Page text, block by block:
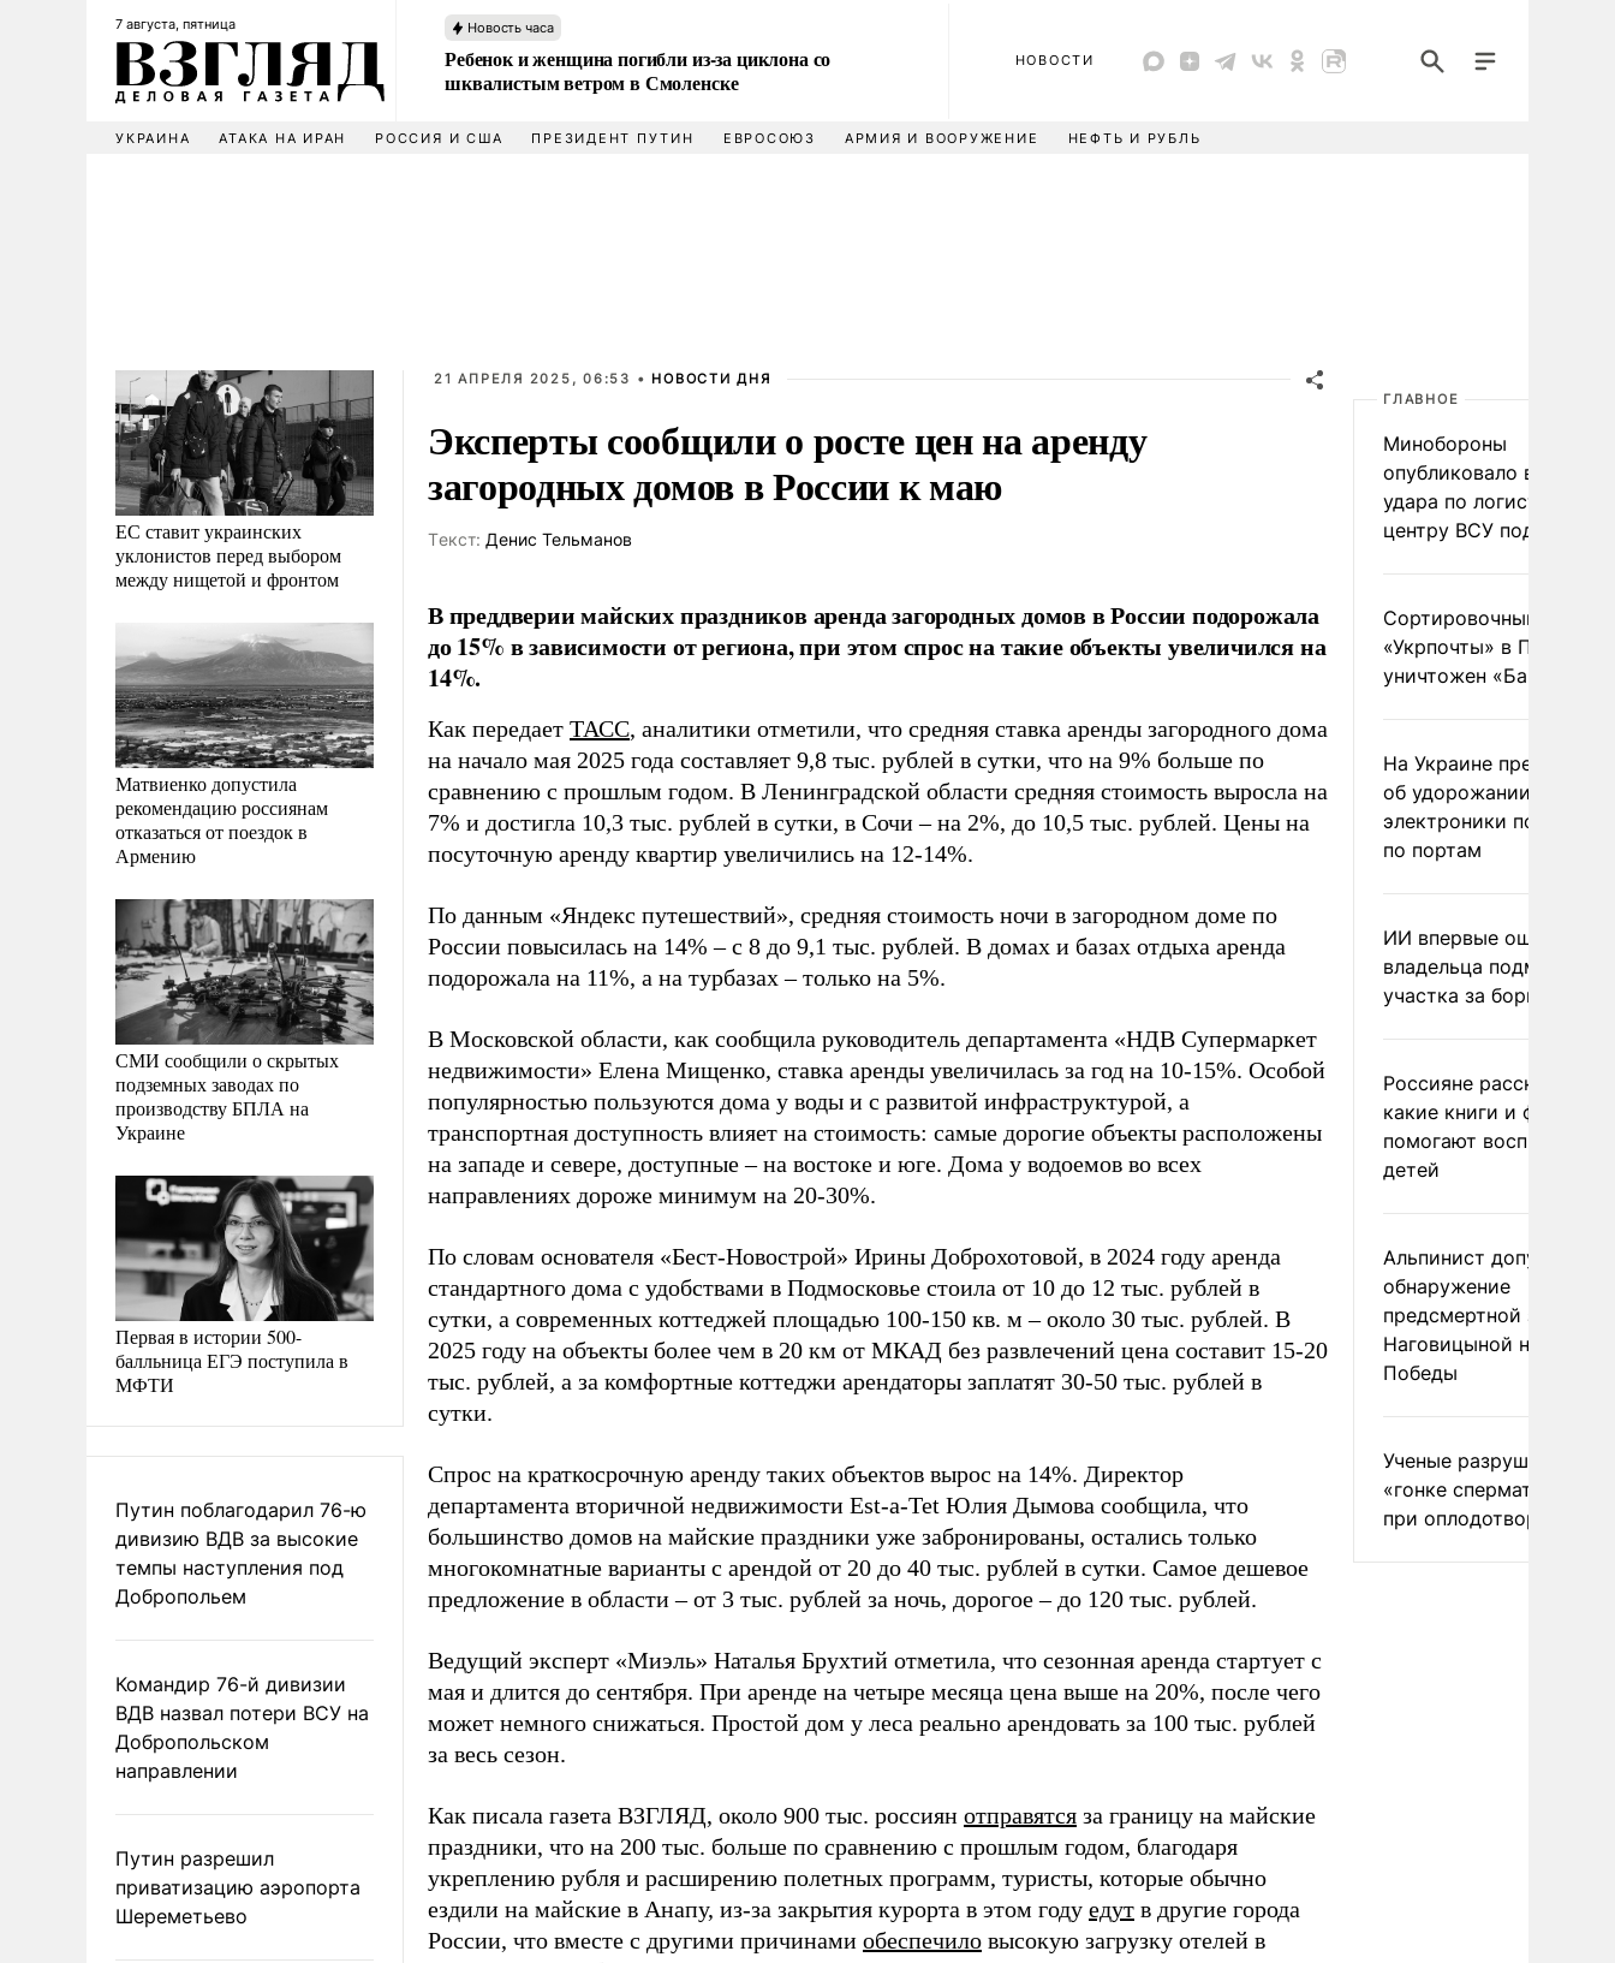
7 августа, пятница Новость часа
Ребенок и женщина погибли из-за циклона со
шквалистым ветром в Смоленске
НОВОСТИ
УКРАИНА АТАКА НА ИРАН РОССИЯ И США ПРЕЗИДЕНТ ПУТИН ЕВРОСОЮЗ АРМИЯ И ВООРУЖЕНИЕ НЕФТЬ И РУБЛЬ
ЕС ставит украинских
уклонистов перед выбором
между нищетой и фронтом
Матвиенко допустила
рекомендацию россиянам
отказаться от поездок в
Армению
СМИ сообщили о скрытых
подземных заводах по
производству БПЛА на
Украине
Первая в истории 500-
балльница ЕГЭ поступила в
МФТИ
Путин поблагодарил 76-ю
дивизию ВДВ за высокие
темпы наступления под
Добропольем
Командир 76-й дивизии
ВДВ назвал потери ВСУ на
Добропольском
направлении
Путин разрешил
приватизацию аэропорта
Шереметьево
21 АПРЕЛЯ 2025, 06:53 • НОВОСТИ ДНЯ
Эксперты сообщили о росте цен на аренду
загородных домов в России к маю
Tекст: Денис Тельманов
В преддверии майских праздников аренда загородных домов в России подорожала
до 15% в зависимости от региона, при этом спрос на такие объекты увеличился на
14%.
Как передает ТАСС, аналитики отметили, что средняя ставка аренды загородного дома
на начало мая 2025 года составляет 9,8 тыс. рублей в сутки, что на 9% больше по
сравнению с прошлым годом. В Ленинградской области средняя стоимость выросла на
7% и достигла 10,3 тыс. рублей в сутки, в Сочи – на 2%, до 10,5 тыс. рублей. Цены на
посуточную аренду квартир увеличились на 12-14%.
По данным «Яндекс путешествий», средняя стоимость ночи в загородном доме по
России повысилась на 14% – с 8 до 9,1 тыс. рублей. В домах и базах отдыха аренда
подорожала на 11%, а на турбазах – только на 5%.
В Московской области, как сообщила руководитель департамента «НДВ Супермаркет
недвижимости» Елена Мищенко, ставка аренды увеличилась за год на 10-15%. Особой
популярностью пользуются дома у воды и с развитой инфраструктурой, а
транспортная доступность влияет на стоимость: самые дорогие объекты расположены
на западе и севере, доступные – на востоке и юге. Дома у водоемов во всех
направлениях дороже минимум на 20-30%.
По словам основателя «Бест-Новострой» Ирины Доброхотовой, в 2024 году аренда
стандартного дома с удобствами в Подмосковье стоила от 10 до 12 тыс. рублей в
сутки, а современных коттеджей площадью 100-150 кв. м – около 30 тыс. рублей. В
2025 году на объекты более чем в 20 км от МКАД без развлечений цена составит 15-20
тыс. рублей, а за комфортные коттеджи арендаторы заплатят 30-50 тыс. рублей в
сутки.
Спрос на краткосрочную аренду таких объектов вырос на 14%. Директор
департамента вторичной недвижимости Est-a-Tet Юлия Дымова сообщила, что
большинство домов на майские праздники уже забронированы, остались только
многокомнатные варианты с арендой от 20 до 40 тыс. рублей в сутки. Самое дешевое
предложение в области – от 3 тыс. рублей за ночь, дорогое – до 120 тыс. рублей.
Ведущий эксперт «Миэль» Наталья Брухтий отметила, что сезонная аренда стартует с
мая и длится до сентября. При аренде на четыре месяца цена выше на 20%, после чего
может немного снижаться. Простой дом у леса реально арендовать за 100 тыс. рублей
за весь сезон.
Как писала газета ВЗГЛЯД, около 900 тыс. россиян отправятся за границу на майские
праздники, что на 200 тыс. больше по сравнению с прошлым годом, благодаря
укреплению рубля и расширению полетных программ, туристы, которые обычно
ездили на майские в Анапу, из-за закрытия курорта в этом году едут в другие города
России, что вместе с другими причинами обеспечило высокую загрузку отелей в
ГЛАВНОЕ
Минобороны
опубликовало видео
удара по
центру ВСУ под Киевом
Сортировочный пункт
«Укрпочты» в
уничтожен
На Украине
об удорожании
электроники после
по портам
ИИ впервые
владельца
участка за борщевик
Россияне рассказали,
какие книги и фильмы
помогают воспитывать
детей
Альпинист допустил
обнаружение
предсмертной записки
Наговицыной на пике
Победы
Ученые разрушили миф
«гонке
при оплодотворении